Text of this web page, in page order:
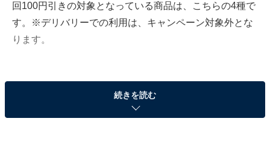
回100円引きの対象となっている商品は、こちらの4種で
す。※デリバリーでの利用は、キャンペーン対象外とな
ります。
［テイクアウト］油淋鶏 税込690円（通常価格：税
続きを読む